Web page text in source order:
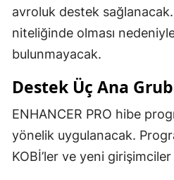
avroluk destek
niteliğinde olması
bulunmayacak.
Destek Üç Ana
ENHANCER PRO hibe
yönelik uygulanacak.
KOBİ’ler ve yeni